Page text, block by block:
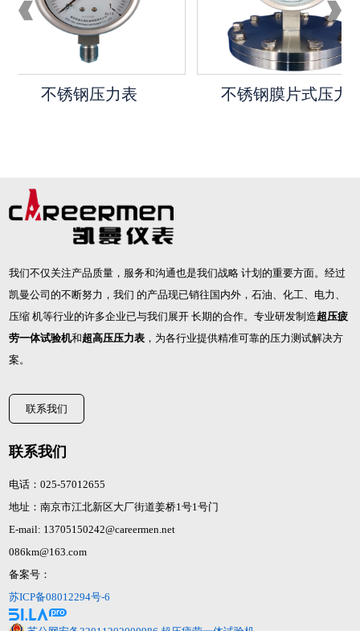
不锈钢压力表 不锈钢膜片式压力表
我们不仅关注产品质量，服务和沟通也是我们战略 计划的重要方面。经过
凯曼公司的不断努力，我们 的产品现已销往国内外，石油、化工、电力、
压缩 机等行业的许多企业已与我们展开 长期的合作。专业研发制造超压疲
劳一体试验机和超高压压力表 ，为各行业提供精准可靠的压力测试解决方
案。
联系我们
联系我们
电话：025-57012655
地址：南京市江北新区大厂街道姜桥1号1号门
E-mail: 13705150242@careermen.net
086km@163.com
备案号：
苏ICP备08012294号-6